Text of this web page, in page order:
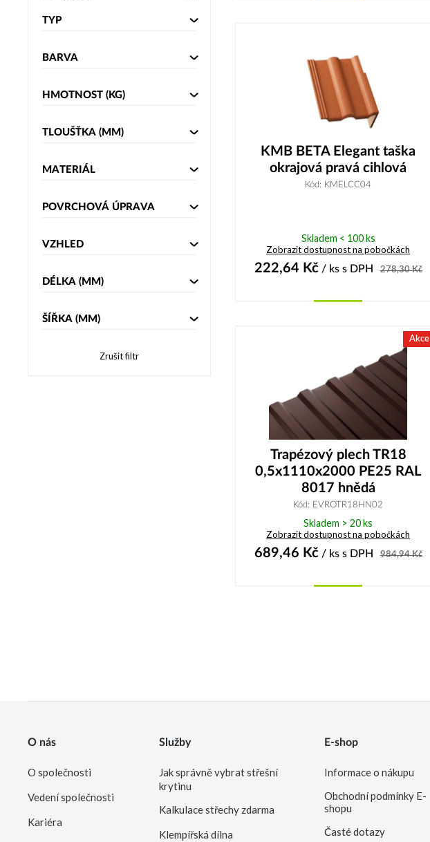
TYP
BARVA
HMOTNOST (KG)
TLOUŠŤKA (MM)
MATERIÁL
POVRCHOVÁ ÚPRAVA
VZHLED
DÉLKA (MM)
ŠÍŘKA (MM)
Zrušit filtr
KMB BETA Elegant taška
okrajová pravá cihlová
Kód: KMELCC04
Skladem < 100 ks
Zobrazit dostupnost na pobočkách
222,64 Kč/ ks s DPH 278,30Kč
Akce
Trapézový plech TR18
0,5x1110x2000 PE25 RAL
8017 hnědá
Kód: EVROTR18HN02
Skladem > 20 ks
Zobrazit dostupnost na pobočkách
689,46 Kč/ ks s DPH 984,94Kč
O nás
O společnosti
Vedení společnosti
Kariéra
Služby
Jak správně vybrat střešní
krytinu
Kalkulace střechy zdarma
Klempířská dílna
E-shop
Informace o nákupu
Obchodní podmínky E-
shopu
Časté dotazy